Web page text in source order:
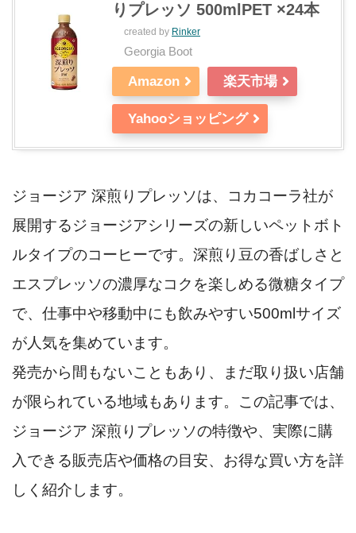
りプレッソ 500mlPET ×24本
created by Rinker
Georgia Boot
Amazon 楽天市場
Yahooショッピング
ジョージア 深煎りプレッソは、コカコーラ社が
展開するジョージアシリーズの新しいペットボト
ルタイプのコーヒーです。深煎り豆の香ばしさと
エスプレッソの濃厚なコクを楽しめる微糖タイプ
で、仕事中や移動中にも飲みやすい500mlサイズ
が人気を集めています。
発売から間もないこともあり、まだ取り扱い店舗
が限られている地域もあります。この記事では、
ジョージア 深煎りプレッソの特徴や、実際に購
入できる販売店や価格の目安、お得な買い方を詳
しく紹介します。